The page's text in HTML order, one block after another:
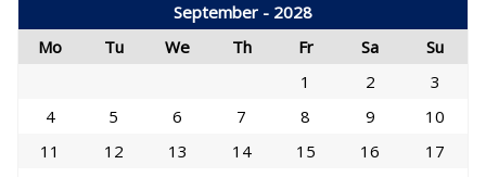
September - 2028
Mo
Tu We Th Fr Sa
Su
1
2
3
4
5 6 7 8 9
10
11
12 13 14 15 16
17